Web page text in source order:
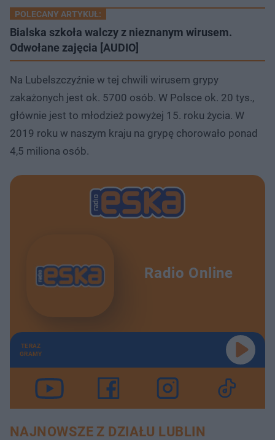
ń
1
0
s
d
o
t
ł
ń
1
0
s
d
o
p
z
d
:
3
.
%
ł
POLECANY ARTYKUŁ:
Bialska szkoła walczy z nieznanym wirusem.
Odwołane zajęcia [AUDIO]
Na Lubelszczyźnie w tej chwili wirusem grypy
zakażonych jest ok. 5700 osób. W Polsce ok. 20 tys.,
głównie jest to młodzież powyżej 15. roku życia. W
2019 roku w naszym kraju na grypę chorowało ponad
4,5 miliona osób.
Radio Online
TERAZ
GRAMY
NAJNOWSZE Z DZIAŁU LUBLIN